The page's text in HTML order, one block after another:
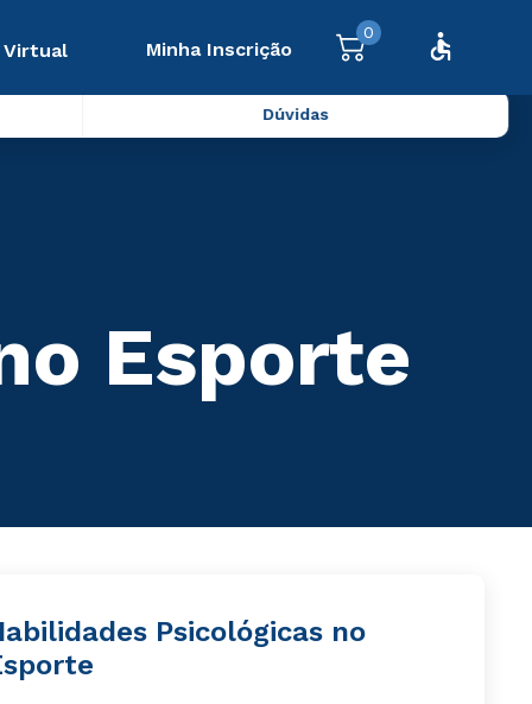
Virtual Minha Inscrição
0
Dúvidas
Esporte
Psicológicas no